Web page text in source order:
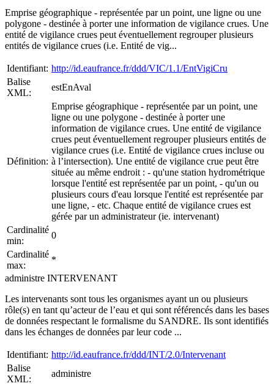
Emprise géographique - représentée par un point, une ligne ou une
polygone - destinée à porter une information de vigilance crues. Une
entité de vigilance crues peut éventuellement regrouper plusieurs
entités de vigilance crues (i.e. Entité de vig...
Identifiant: http://id.eaufrance.fr/ddd/VIC/1.1/EntVigiCru
Balise
XML:
estEnAval
Définition:
Emprise géographique - représentée par un point, une
ligne ou une polygone - destinée à porter une
information de vigilance crues. Une entité de vigilance
crues peut éventuellement regrouper plusieurs entités de
vigilance crues (i.e. Entité de vigilance crues incluse ou
à l’intersection). Une entité de vigilance crue peut être
située au même endroit : - qu'une station hydrométrique
lorsque l'entité est représentée par un point, - qu'un ou
plusieurs cours d'eau lorsque l'entité est représentée par
une ligne, - etc. Chaque entité de vigilance crues est
gérée par un administrateur (ie. intervenant)
Cardinalité
min:
0
Cardinalité
max:
*
administre INTERVENANT
Les intervenants sont tous les organismes ayant un ou plusieurs
rôle(s) en tant qu’acteur de l’eau et qui sont référencés dans les bases
de données respectant le formalisme du SANDRE. Ils sont identifiés
dans les échanges de données par leur code ...
Identifiant: http://id.eaufrance.fr/ddd/INT/2.0/Intervenant
Balise
XML:
administre